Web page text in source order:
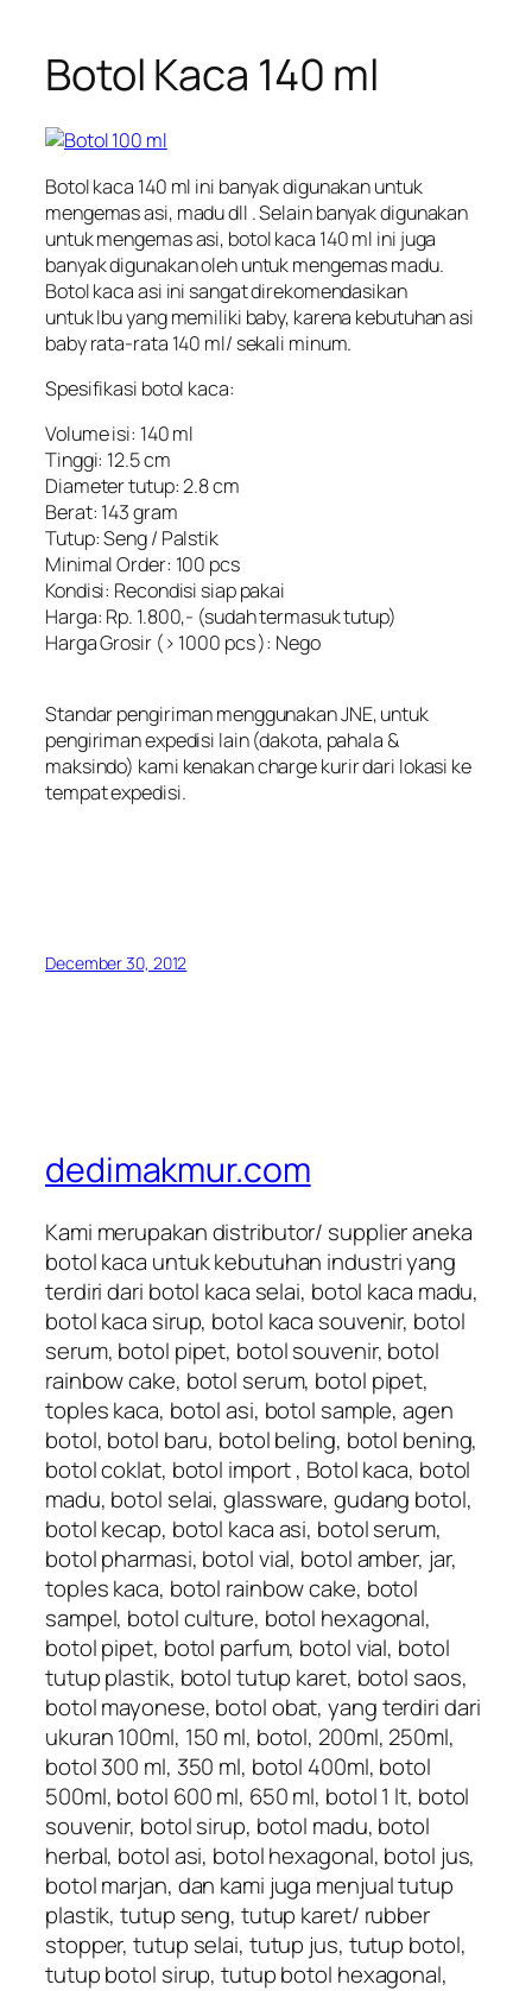
Botol Kaca 140 ml
Botol kaca 140 ml ini banyak digunakan untuk
mengemas asi, madu dll . Selain banyak digunakan
untuk mengemas asi, botol kaca 140 ml ini juga
banyak digunakan oleh untuk mengemas madu.
Botol kaca asi ini sangat direkomendasikan
untuk Ibu yang memiliki baby, karena kebutuhan asi
baby rata-rata 140 ml/ sekali minum.
Spesifikasi botol kaca:
Volume isi: 140 ml
Tinggi: 12.5 cm
Diameter tutup: 2.8 cm
Berat: 143 gram
Tutup: Seng / Palstik
Minimal Order: 100 pcs
Kondisi: Recondisi siap pakai
Harga: Rp. 1.800,- (sudah termasuk tutup)
Harga Grosir (> 1000 pcs ): Nego
Standar pengiriman menggunakan JNE, untuk
pengiriman expedisi lain (dakota, pahala &
maksindo) kami kenakan charge kurir dari lokasi ke
tempat expedisi.
December 30, 2012
dedimakmur.com
Kami merupakan distributor/ supplier aneka
botol kaca untuk kebutuhan industri yang
terdiri dari botol kaca selai, botol kaca madu,
botol kaca sirup, botol kaca souvenir, botol
serum, botol pipet, botol souvenir, botol
rainbow cake, botol serum, botol pipet,
toples kaca, botol asi, botol sample, agen
botol, botol baru, botol beling, botol bening,
botol coklat, botol import , Botol kaca, botol
madu, botol selai, glassware, gudang botol,
botol kecap, botol kaca asi, botol serum,
botol pharmasi, botol vial, botol amber, jar,
toples kaca, botol rainbow cake, botol
sampel, botol culture, botol hexagonal,
botol pipet, botol parfum, botol vial, botol
tutup plastik, botol tutup karet, botol saos,
botol mayonese, botol obat, yang terdiri dari
ukuran 100ml, 150 ml, botol, 200ml, 250ml,
botol 300 ml, 350 ml, botol 400ml, botol
500ml, botol 600 ml, 650 ml, botol 1 lt, botol
souvenir, botol sirup, botol madu, botol
herbal, botol asi, botol hexagonal, botol jus,
botol marjan, dan kami juga menjual tutup
plastik, tutup seng, tutup karet/ rubber
stopper, tutup selai, tutup jus, tutup botol,
tutup botol sirup, tutup botol hexagonal,